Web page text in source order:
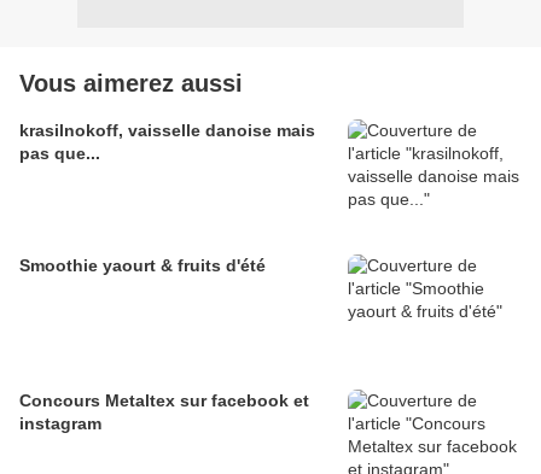
Vous aimerez aussi
krasilnokoff, vaisselle danoise mais
pas que...
Smoothie yaourt & fruits d'été
Concours Metaltex sur facebook et
instagram